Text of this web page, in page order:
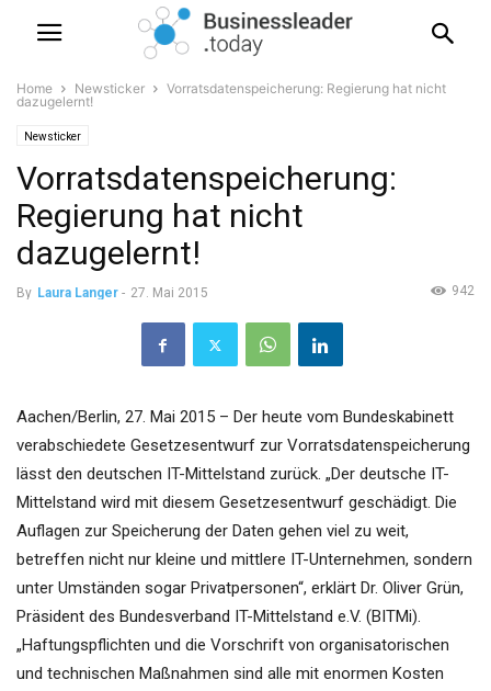
Home Newsticker
Vorratsdatenspeicherung: Regierung hat nicht
dazugelernt!
Newsticker
Vorratsdatenspeicherung:
Regierung hat nicht
dazugelernt!
By Laura Langer - 27. Mai 2015 942
Aachen/Berlin, 27. Mai 2015 – Der heute vom Bundeskabinett
verabschiedete Gesetzesentwurf zur Vorratsdatenspeicherung
lässt den deutschen IT-Mittelstand zurück. „Der deutsche IT-
Mittelstand wird mit diesem Gesetzesentwurf geschädigt. Die
Auflagen zur Speicherung der Daten gehen viel zu weit,
betreffen nicht nur kleine und mittlere IT-Unternehmen, sondern
unter Umständen sogar Privatpersonen“, erklärt Dr. Oliver Grün,
Präsident des Bundesverband IT-Mittelstand e.V. (BITMi).
„Haftungspflichten und die Vorschrift von organisatorischen
und technischen Maßnahmen sind alle mit enormen Kosten